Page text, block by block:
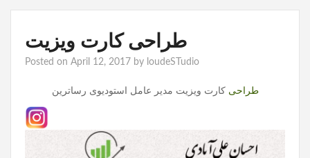
طراحی کارت ویزیت
Posted on April 12, 2017 by loudeSTudio
طراحی کارت ویزیت مدیر عامل استودیوی رساترین